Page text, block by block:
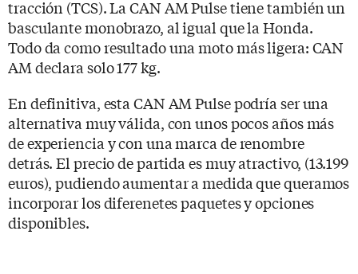
tracción (TCS). La CAN AM Pulse tiene también un
basculante monobrazo, al igual que la Honda.
Todo da como resultado una moto más ligera: CAN
AM declara solo 177 kg.
En definitiva, esta CAN AM Pulse podría ser una
alternativa muy válida, con unos pocos años más
de experiencia y con una marca de renombre
detrás. El precio de partida es muy atractivo, (13.199
euros), pudiendo aumentar a medida que queramos
incorporar los diferenetes paquetes y opciones
disponibles.